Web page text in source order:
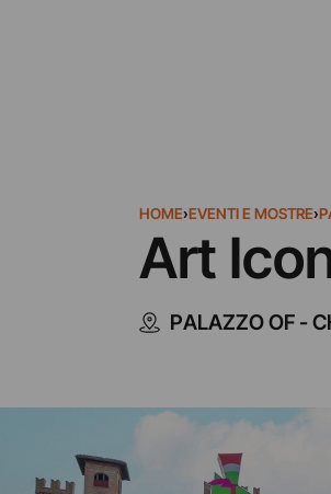
HOME›EVENTI E MOSTRE›
Art
PALAZZO OF -